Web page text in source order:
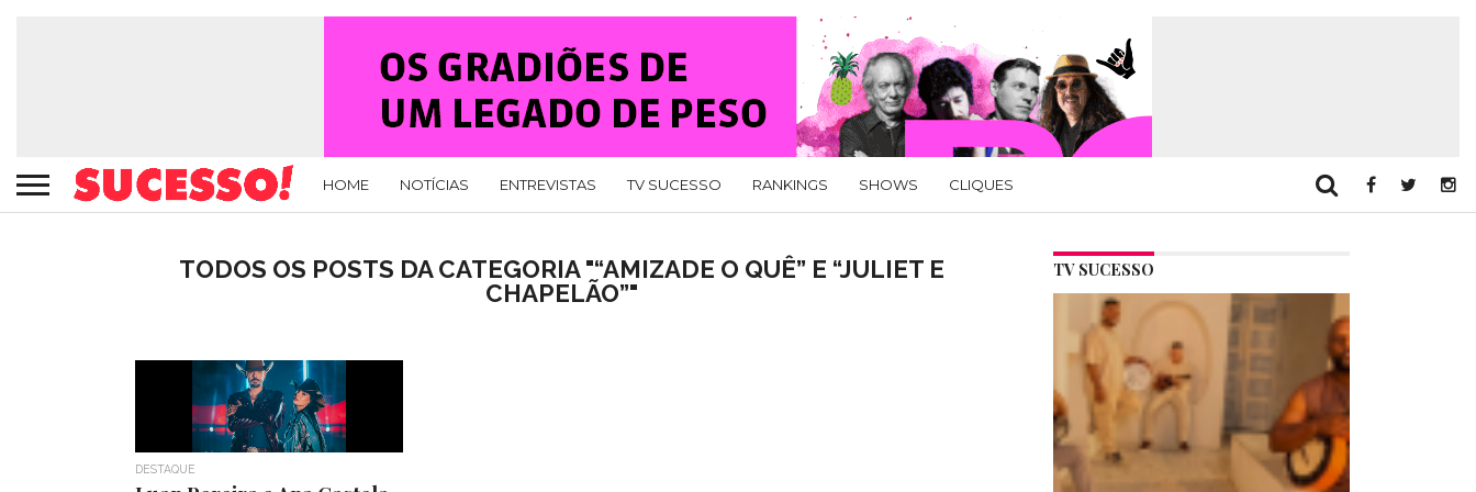
HOME NOTÍCIAS ENTREVISTAS TV SUCESSO RANKINGS SHOWS CLIQUES
TODOS OS POSTS DA CATEGORIA "“AMIZADE O QUÊ” E “JULIET E
CHAPELÃO”"
DESTAQUE
TV SUCESSO